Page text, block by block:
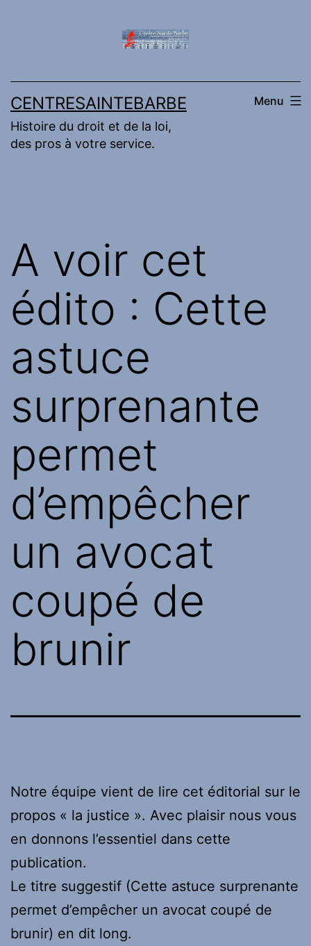
CENTRESAINTEBARBE
Histoire du droit et de la loi,
des pros à votre service.
Menu
A voir cet
édito : Cette
astuce
surprenante
permet
d’empêcher
un avocat
coupé de
brunir
Notre équipe vient de lire cet éditorial sur le
propos « la justice ». Avec plaisir nous vous
en donnons l’essentiel dans cette
publication.
Le titre suggestif (Cette astuce surprenante
permet d’empêcher un avocat coupé de
brunir) en dit long.